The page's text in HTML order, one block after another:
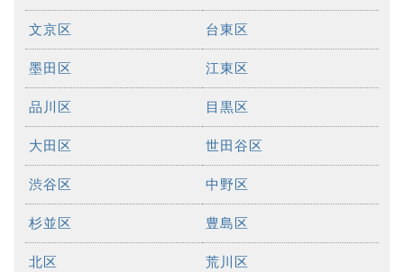
文京区 台東区
墨田区 江東区
品川区 目黒区
大田区 世田谷区
渋谷区 中野区
杉並区 豊島区
北区 荒川区